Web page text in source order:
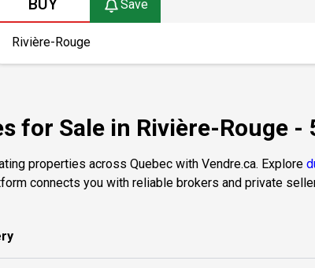
BUY Save
for Sale in Rivière-Rouge -
properties across Quebec with Vendre.ca. Explore
connects you with reliable brokers and private